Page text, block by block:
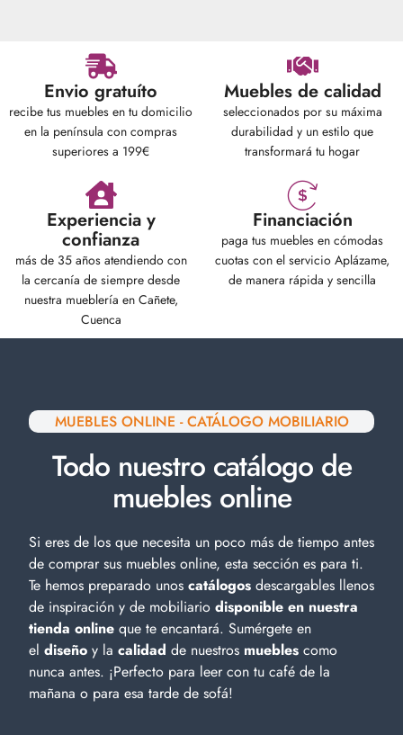
Envio gratuíto
recibe tus muebles en tu domicilio
en la península con compras
superiores a 199€
Muebles de calidad
seleccionados por su máxima
durabilidad y un estilo que
transformará tu hogar
Experiencia y
confianza
más de 35 años atendiendo con
la cercanía de siempre desde
nuestra mueblería en Cañete,
Cuenca
Financiación
paga tus muebles en cómodas
cuotas con el servicio Aplázame,
de manera rápida y sencilla
MUEBLES ONLINE - CATÁLOGO MOBILIARIO
Todo nuestro catálogo de
muebles online
Si eres de los que necesita un poco más de tiempo antes
de comprar sus muebles online, esta sección es para ti.
Te hemos preparado unos catálogos descargables llenos
de inspiración y de mobiliario disponible en nuestra
tienda online que te encantará. Sumérgete en
el diseño y la calidad de nuestros muebles como
nunca antes. ¡Perfecto para leer con tu café de la
mañana o para esa tarde de sofá!